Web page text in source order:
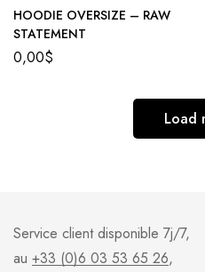
HOODIE OVERSIZE – RAW
STATEMENT
0,00$
Load
Service client disponible 7j/7,
au +33 (0)6 03 53 65 26,